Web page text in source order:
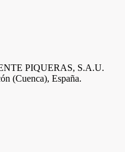
PIQUERAS, S.A.U.
(Cuenca), España.